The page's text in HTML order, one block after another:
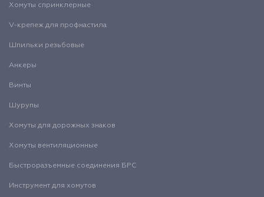
Хомуты спринклерные
V-крепеж для профнастила
Шпильки резьбовые
Анкеры
Винты
Шурупы
Хомуты для дорожных знаков
Хомуты вентиляционные
Быстроразъемные соединения БРС
Инструмент для хомутов